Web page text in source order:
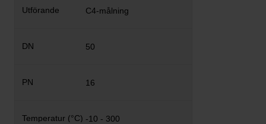
C4-målning
50
16
-10 - 300